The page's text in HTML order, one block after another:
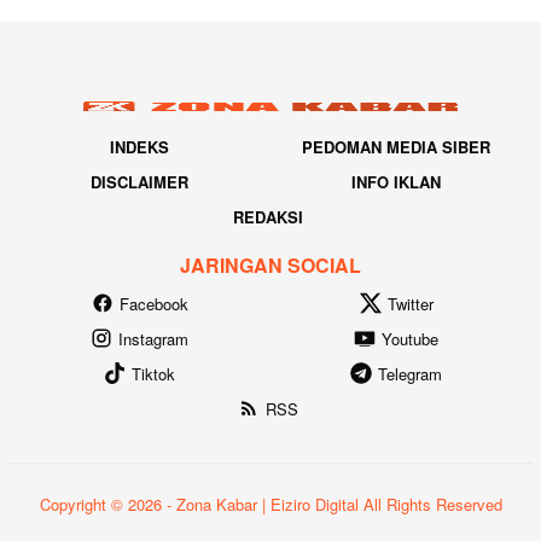
INDEKS
PEDOMAN MEDIA SIBER
DISCLAIMER
INFO IKLAN
REDAKSI
JARINGAN SOCIAL
Facebook
Twitter
Instagram
Youtube
Tiktok
Telegram
RSS
Copyright © 2026 - Zona Kabar | Eiziro Digital All Rights Reserved